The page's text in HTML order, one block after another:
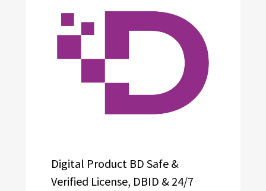
Digital Product BD Safe &
Verified License, DBID & 24/7